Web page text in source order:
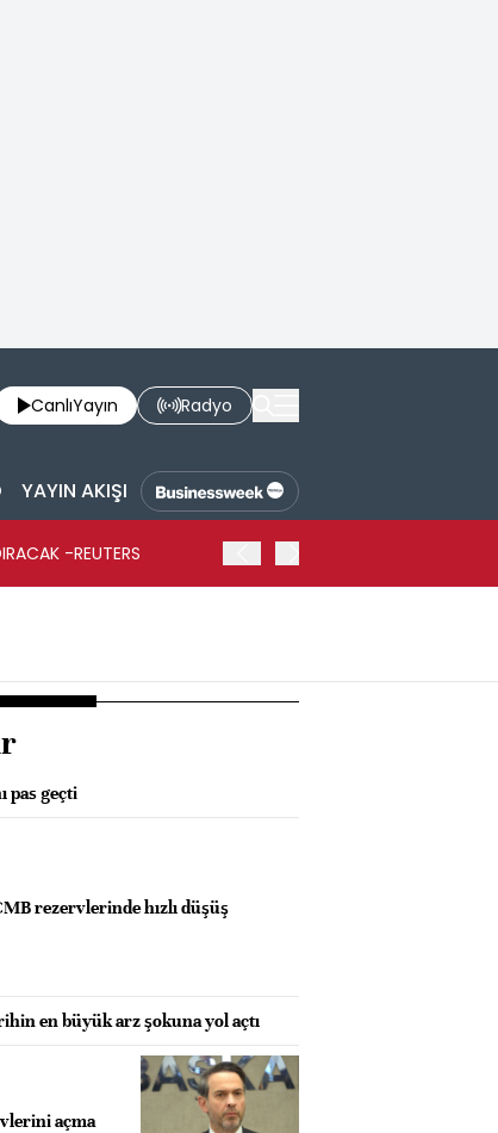
CanlıYayın Radyo
YAYIN AKIŞI
-REUTERS
pas geçti
rezervlerinde hızlı düşüş
en büyük arz şokuna yol açtı
açma